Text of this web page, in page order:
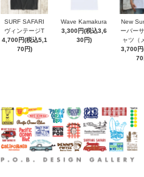
SURF SAFARI
ヴィンテージT
4,700円(税込5,1
70円)
Wave Kamakura
3,300円(税込3,6
30円)
New
ーバー
ャツ（
3,700
70